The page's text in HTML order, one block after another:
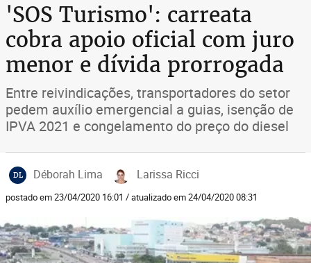
'SOS Turismo': carreata
cobra apoio oficial com juro
menor e dívida prorrogada
Entre reivindicações, transportadores do setor
pedem auxílio emergencial a guias, isenção de
IPVA 2021 e congelamento do preço do diesel
DL Déborah Lima Larissa Ricci
postado em 23/04/2020 16:01 / atualizado em 24/04/2020 08:31